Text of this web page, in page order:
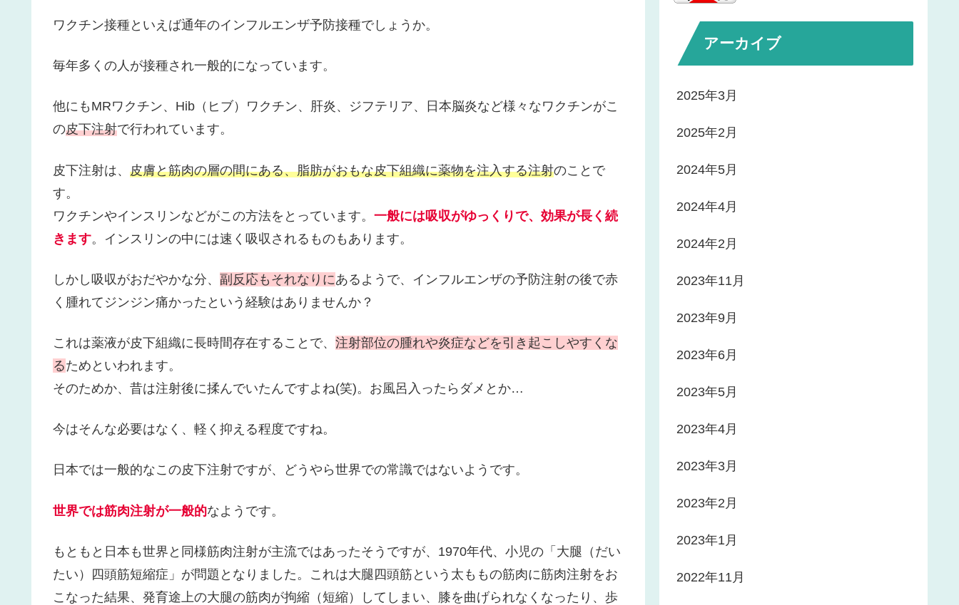
ワクチン接種といえば通年のインフルエンザ予防接種でしょうか。
毎年多くの人が接種され一般的になっています。
他にもMRワクチン、Hib（ヒブ）ワクチン、肝炎、ジフテリア、日本脳炎など様々なワクチンがこ
の皮下注射で行われています。
皮下注射は、 皮膚と筋肉の層の間にある、脂肪がおもな皮下組織に薬物を注入する注射のことで
す。
ワクチンやインスリンなどがこの方法をとっています。 一般には吸収がゆっくりで、効果が長く続
きます。インスリンの中には速く吸収されるものもあります。
しかし吸収がおだやかな分、 副反応もそれなりにあるようで、インフルエンザの予防注射の後で赤
く腫れてジンジン痛かったという経験はありませんか？
これは薬液が皮下組織に長時間存在することで、 注射部位の腫れや炎症などを引き起こしやすくな
るためといわれます。
そのためか、昔は注射後に揉んでいたんですよね(笑)。お風呂入ったらダメとか…
今はそんな必要はなく、軽く抑える程度ですね。
日本では一般的なこの皮下注射ですが、どうやら世界での常識ではないようです。
世界では筋肉注射が一般的なようです。
もともと日本も世界と同様筋肉注射が主流ではあったそうですが、1970年代、小児の「大腿（だい
たい）四頭筋短縮症」が問題となりました。これは大腿四頭筋という太ももの筋肉に筋肉注射をお
こなった結果、発育途上の大腿の筋肉が拘縮（短縮）してしまい、膝を曲げられなくなったり、歩
アーカイブ
2025年3月
2025年2月
2024年5月
2024年4月
2024年2月
2023年11月
2023年9月
2023年6月
2023年5月
2023年4月
2023年3月
2023年2月
2023年1月
2022年11月